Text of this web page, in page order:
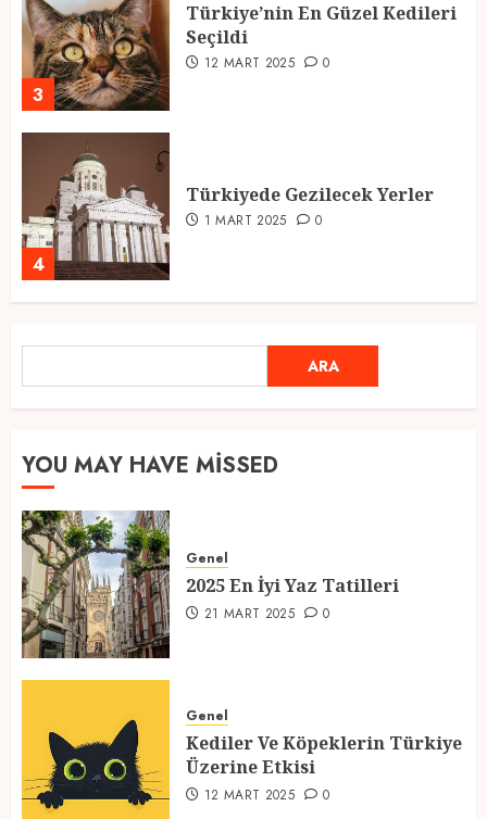
3
Türkiye’nin En Güzel Kedileri
Seçildi
12 MART 2025 0
4
Türkiyede Gezilecek Yerler
1 MART 2025 0
Ramazan Ayı 2025: Manevi
Atmosfer ve Özel Hazırlıklar
1
21 MART 2025
2
Üzerine Etkisi
12 MART 2025 0
ARA
YOU MAY HAVE MISSED
Genel
2025 En İyi Yaz Tatilleri
21 MART 2025 0
Genel
Kediler Ve Köpeklerin Türkiye
Üzerine Etkisi
12 MART 2025 0